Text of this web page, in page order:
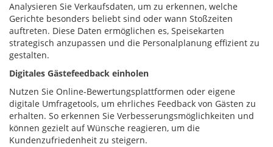
Analysieren Sie Verkaufsdaten, um zu erkennen, welche
Gerichte besonders beliebt sind oder wann Stoßzeiten
auftreten. Diese Daten ermöglichen es, Speisekarten
strategisch anzupassen und die Personalplanung effizient zu
gestalten.
Digitales Gästefeedback einholen
Nutzen Sie Online-Bewertungsplattformen oder eigene
digitale Umfragetools, um ehrliches Feedback von Gästen zu
erhalten. So erkennen Sie Verbesserungsmöglichkeiten und
können gezielt auf Wünsche reagieren, um die
Kundenzufriedenheit zu steigern.